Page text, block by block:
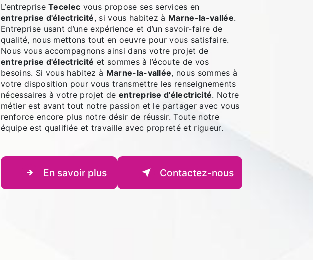
L’entrepriseTecelec vous propose ses services en
entreprise d'électricité, si vous habitez à Marne-la-vallée.
Entreprise usant d’une expérience et d’un savoir-faire de
qualité, nous mettons tout en oeuvre pour vous satisfaire.
Nous vous accompagnons ainsi dans votre projet de
entreprise d'électricité et sommes à l’écoute de vos
besoins. Si vous habitez à Marne-la-vallée, nous sommes à
votre disposition pour vous transmettre les renseignements
nécessaires à votre projet de entreprise d'électricité. Notre
métier est avant tout notre passion et le partager avec vous
renforce encore plus notre désir de réussir. Toute notre
équipe est qualifiée et travaille avec propreté et rigueur.
En savoir plus Contactez-nous